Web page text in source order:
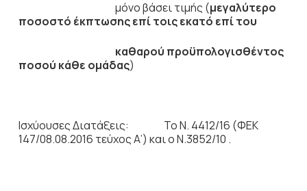
μόνο βάσει τιμής (μεγαλύτερο
ποσοστό έκπτωσης επί τοις εκατό επί του
καθαρού προϋπολογισθέντος
ποσού κάθε ομάδας)
Ισχύουσες Διατάξεις: Το Ν. 4412/16 (ΦΕΚ
147/08.08.2016 τεύχος Α’) και ο Ν.3852/10 .